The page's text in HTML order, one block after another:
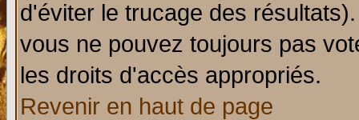
d'éviter le trucage des
vous ne pouvez toujours pas
les droits d'accès appropriés.
Revenir en haut de page